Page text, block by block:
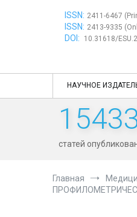
ISSN: 2411-6467
ISSN: 2413-9335
DOI: 10.31618/
НАУЧНОЕ
статей
Главная